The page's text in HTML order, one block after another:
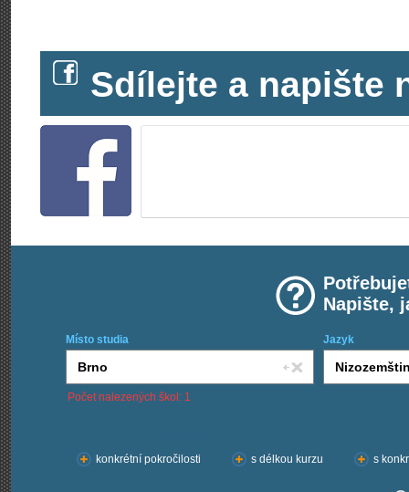
Sdílejte a napište
Napište,
Místo studia Jazyk
Počet nalezených škol: 1
konkrétní pokročilosti
s délkou kurzu s